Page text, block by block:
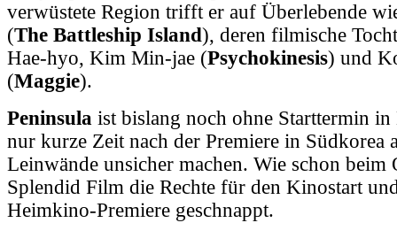
verwüstete Region trifft er auf Überlebende
(The Battleship Island), deren filmische
Hae-hyo, Kim Min-jae (Psychokinesis) und
(Maggie).
Peninsula ist bislang noch ohne Starttermin
nur kurze Zeit nach der Premiere in Südkorea
Leinwände unsicher machen. Wie schon beim
Splendid Film die Rechte für den Kinostart
Heimkino-Premiere geschnappt.